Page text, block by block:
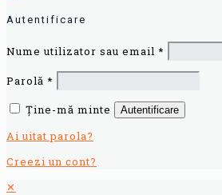
Autentificare
Nume utilizator sau email *
Parolă *
Ține-mă minte
Autentificare
Ai uitat parola?
Creezi un cont?
✕